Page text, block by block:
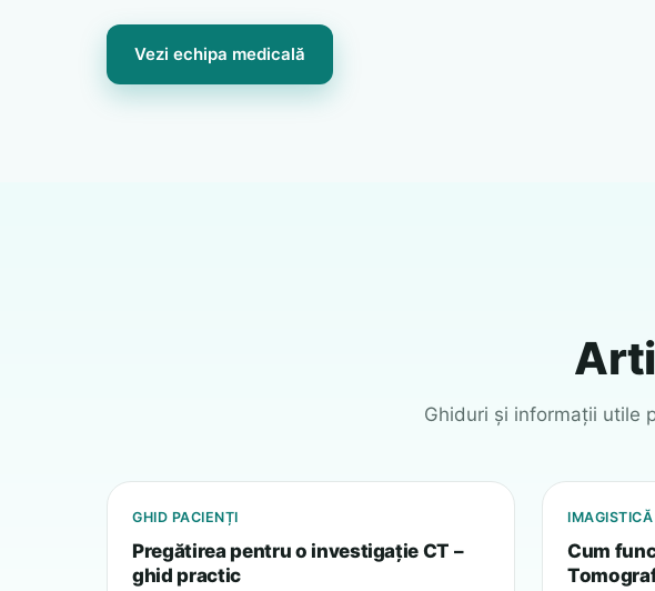
Vezi echipa medicală
Ghiduri și informații utile
GHID PACIENȚI
Pregătirea pentru o investigație CT –
ghid practic
IMAGISTICĂ
Cum